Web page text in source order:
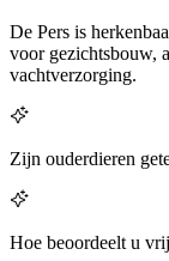
De Pers is
voor gezichtsbouw,
vachtverzorging.
Zijn ouderdieren
Hoe beoordeelt u